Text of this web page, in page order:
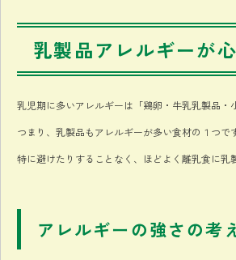
乳製品アレルギーが
乳児期に多いアレルギーは「鶏卵・牛乳乳製品・
つまり、乳製品もアレルギーが多い食材の１つ
特に避けたりすることなく、ほどよく離乳食に乳
アレルギーの強さの考